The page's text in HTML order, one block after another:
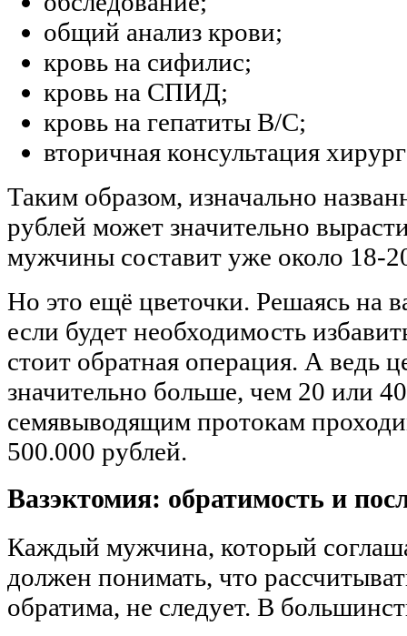
общий анализ крови;
кровь на сифилис;
кровь на СПИД;
кровь на гепатиты В/С;
вторичная консультация
Таким образом, изначально
рублей может значительно
мужчины составит уже около 18-
Но это ещё цветочки. Решаясь на
если будет необходимость
стоит обратная операция. А ведь
значительно больше, чем 20 или
семявыводящим протокам
500.000 рублей.
Вазэктомия: обратимость и
Каждый мужчина, который
должен понимать, что
обратима, не следует. В